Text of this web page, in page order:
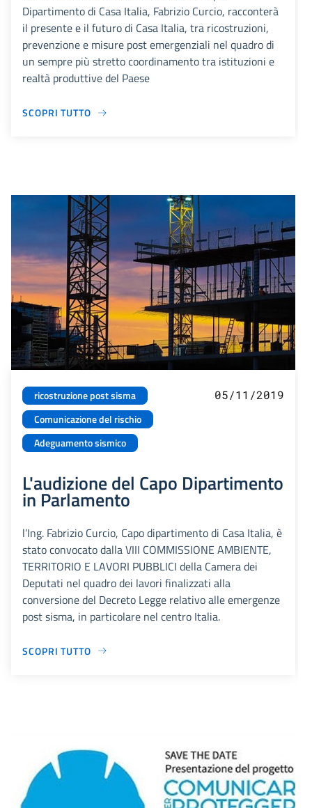
Dipartimento di Casa Italia, Fabrizio Curcio, racconterà
il presente e il futuro di Casa Italia, tra ricostruzioni,
prevenzione e misure post emergenziali nel quadro di
un sempre più stretto coordinamento tra istituzioni e
realtà produttive del Paese
SCOPRI TUTTO
ricostruzione post sisma
Comunicazione del rischio
Adeguamento sismico
05/11/2019
L'audizione del Capo Dipartimento
in Parlamento
l’Ing. Fabrizio Curcio, Capo dipartimento di Casa Italia, è
stato convocato dalla VIII COMMISSIONE AMBIENTE,
TERRITORIO E LAVORI PUBBLICI della Camera dei
Deputati nel quadro dei lavori finalizzati alla
conversione del Decreto Legge relativo alle emergenze
post sisma, in particolare nel centro Italia.
SCOPRI TUTTO